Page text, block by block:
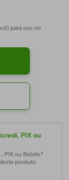
para uso no
PIX ou
, PIX ou Boleto*
produto.